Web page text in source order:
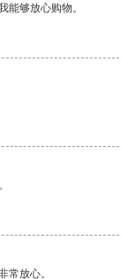
能够放心购物。
常放心。